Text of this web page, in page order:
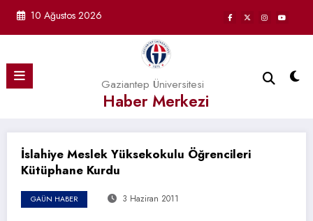
10 Ağustos 2026
Gaziantep Üniversitesi
Haber Merkezi
İslahiye Meslek Yüksekokulu Öğrencileri
Kütüphane Kurdu
GAÜN HABER 3 Haziran 2011